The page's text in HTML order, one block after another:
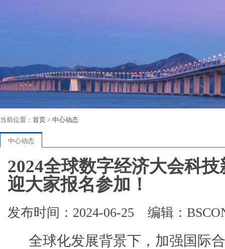
当前位置： 首页 > 中心动态
中心动态
2024全球数字经济大会科
迎大家报名参加！
发布时间：2024-06-25 编辑：
全球化发展背景下，加强国际